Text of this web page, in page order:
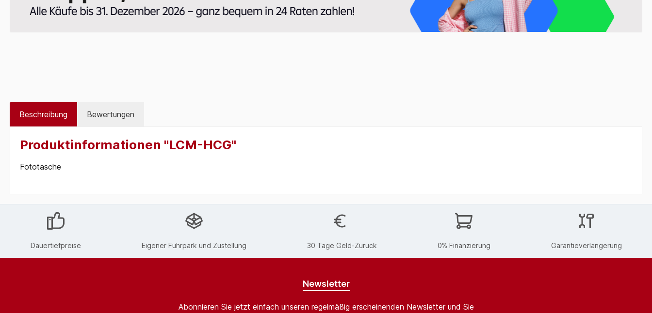
Beschreibung Bewertungen
Produktinformationen "LCM-HCG"
Fototasche
Dauertiefpreise Eigener Fuhrpark und Zustellung 30 Tage Geld-Zurück 0% Finanzierung Garantieverlängerung
Newsletter
Abonnieren Sie jetzt einfach unseren regelmäßig erscheinenden Newsletter und Sie